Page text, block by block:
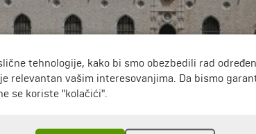
koji su vladali Venecijom od 697. do
sačuvani samo mali delovi. Antička zgrada je
su Ticiijan, Veroneze, Tintoreto i Belini.
dei Sospiri). Ovaj most povezuje palatu sa
pogled ka Veneciji.
tehnologije, kako bi smo obezbedili rad
relevantan vašim interesovanjima. Da bismo
se koriste "kolačići".